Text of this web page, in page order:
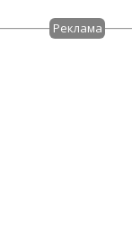
Реклама